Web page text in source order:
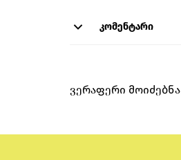
კომენტარი
ვერაფერი მოიძებნა